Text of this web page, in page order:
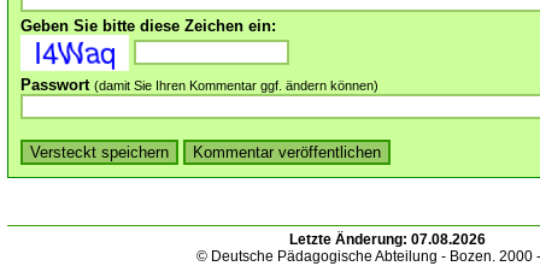
Geben Sie bitte diese Zeichen ein:
Passwort (damit Sie Ihren Kommentar ggf. ändern können)
Letzte Änderung: 07.08.2026
© Deutsche Pädagogische Abteilung - Bozen. 2000